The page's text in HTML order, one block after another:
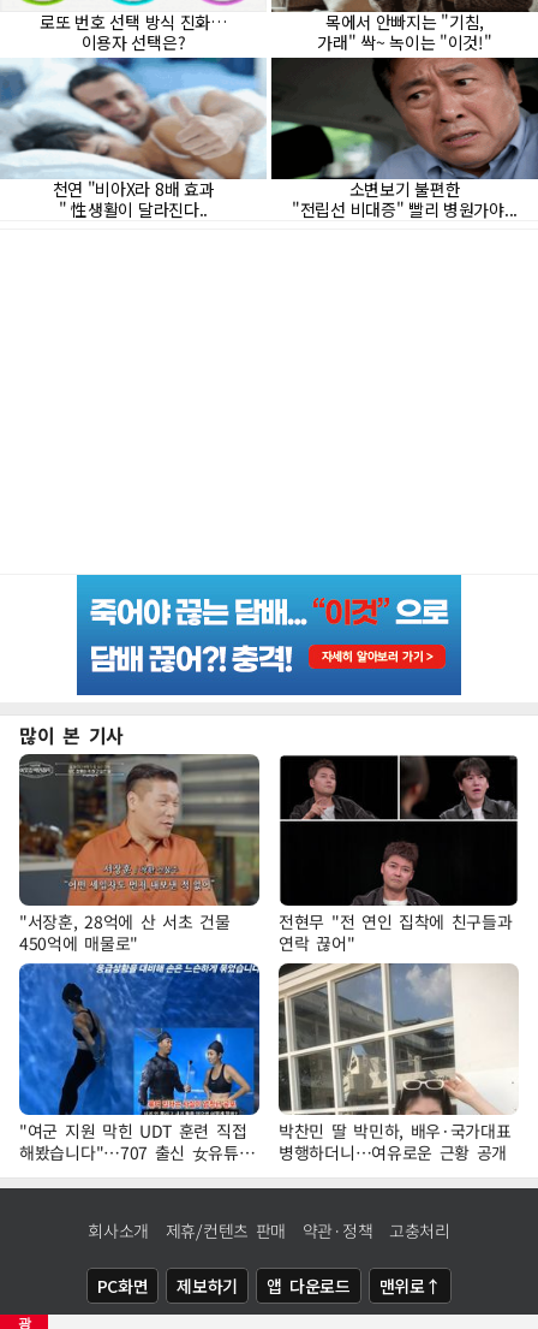
광
많이 본 기사
"서장훈, 28억에 산 서초 건물
450억에 매물로"
전현무 "전 연인 집착에 친구들과
연락 끊어"
"여군 지원 막힌 UDT 훈련 직접
해봤습니다"…707 출신 女유튜버
'완벽 소화'
박찬민 딸 박민하, 배우·국가대표
병행하더니…여유로운 근황 공개
회사소개 제휴/컨텐츠 판매 약관·정책 고충처리
PC화면 제보하기 앱 다운로드 맨위로↑